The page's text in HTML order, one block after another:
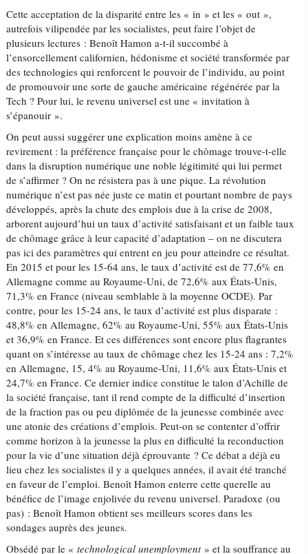
Cette acceptation de la disparité entre les « in » et les « out »,
autrefois vilipendée par les socialistes, peut faire l’objet de
plusieurs lectures : Benoît Hamon a-t-il succombé à
l’ensorcellement californien, hédonisme et société transformée par
des technologies qui renforcent le pouvoir de l’individu, au point
de promouvoir une sorte de gauche américaine régénérée par la
Tech ? Pour lui, le revenu universel est une « invitation à
s’épanouir ».
On peut aussi suggérer une explication moins amène à ce
revirement : la préférence française pour le chômage trouve-t-elle
dans la disruption numérique une noble légitimité qui lui permet
de s’affirmer ? On ne résistera pas à une pique. La révolution
numérique n’est pas née juste ce matin et pourtant nombre de pays
développés, après la chute des emplois due à la crise de 2008,
arborent aujourd’hui un taux d’activité satisfaisant et un faible taux
de chômage grâce à leur capacité d’adaptation – on ne discutera
pas ici des paramètres qui entrent en jeu pour atteindre ce résultat.
En 2015 et pour les 15-64 ans, le taux d’activité est de 77,6% en
Allemagne comme au Royaume-Uni, de 72,6% aux États-Unis,
71,3% en France (niveau semblable à la moyenne OCDE). Par
contre, pour les 15-24 ans, le taux d’activité est plus disparate :
48,8% en Allemagne, 62% au Royaume-Uni, 55% aux États-Unis
et 36,9% en France. Et ces différences sont encore plus flagrantes
quant on s’intéresse au taux de chômage chez les 15-24 ans : 7,2%
en Allemagne, 15, 4% au Royaume-Uni, 11,6% aux États-Unis et
24,7% en France. Ce dernier indice constitue le talon d’Achille de
la société française, tant il rend compte de la difficulté d’insertion
de la fraction pas ou peu diplômée de la jeunesse combinée avec
une atonie des créations d’emplois. Peut-on se contenter d’offrir
comme horizon à la jeunesse la plus en difficulté la reconduction
pour la vie d’une situation déjà éprouvante ? Ce débat a déjà eu
lieu chez les socialistes il y a quelques années, il avait été tranché
en faveur de l’emploi. Benoît Hamon enterre cette querelle au
bénéfice de l’image enjolivée du revenu universel. Paradoxe (ou
pas) : Benoît Hamon obtient ses meilleurs scores dans les
sondages auprès des jeunes.
Obsédé par le «technological unemployment» et la souffrance au